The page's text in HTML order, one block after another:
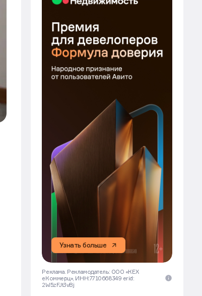
Узнать больше
Реклама. Рекламодатель: ООО «КЕХ
еКоммерц», ИНН:7710668349 erid:
2W5zFJt3vBj